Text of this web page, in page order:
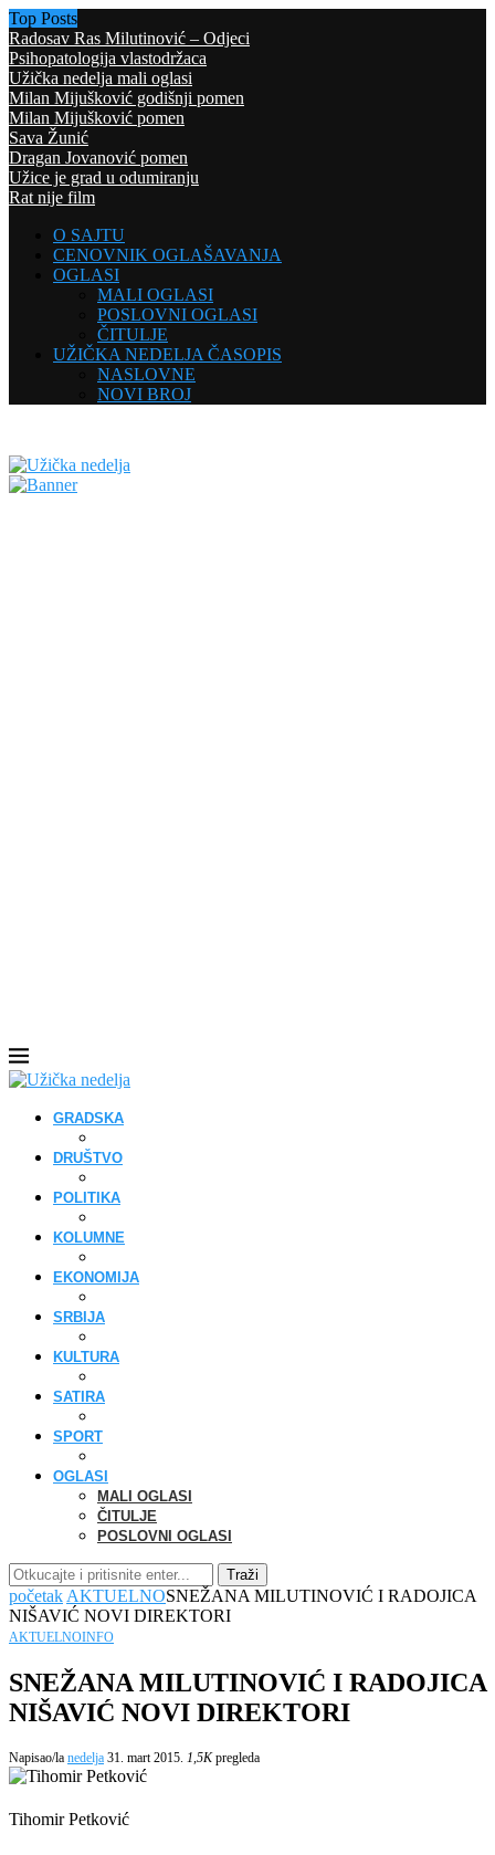
Top Posts
Radosav Ras Milutinović – Odjeci
Psihopatologija vlastodržaca
Užička nedelja mali oglasi
Milan Mijušković godišnji pomen
Milan Mijušković pomen
Sava Žunić
Dragan Jovanović pomen
Užice je grad u odumiranju
Rat nije film
O SAJTU
CENOVNIK OGLAŠAVANJA
OGLASI
MALI OGLASI
POSLOVNI OGLASI
ČITULJE
UŽIČKA NEDELJA ČASOPIS
NASLOVNE
NOVI BROJ
GRADSKA
DRUŠTVO
POLITIKA
KOLUMNE
EKONOMIJA
SRBIJA
KULTURA
SATIRA
SPORT
OGLASI
MALI OGLASI
ČITULJE
POSLOVNI OGLASI
Traži
početak AKTUELNOSNEŽANA MILUTINOVIĆ I RADOJICA
NIŠAVIĆ NOVI DIREKTORI
AKTUELNOINFO
SNEŽANA MILUTINOVIĆ I RADOJICA
NIŠAVIĆ NOVI DIREKTORI
Napisao/la nedelja 31. mart 2015. 1,5Kpregleda
Tihomir Petković